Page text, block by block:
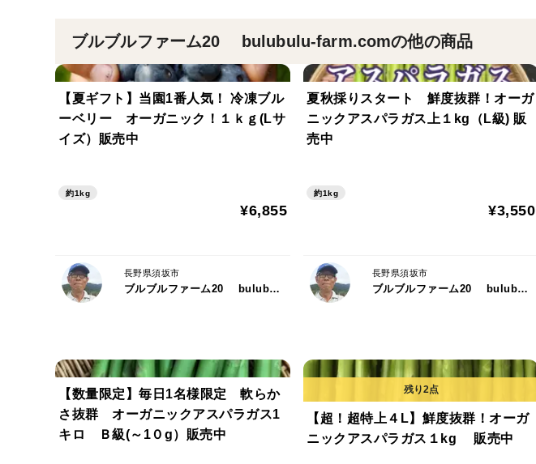
ブルブルファーム20 bulubulu-farm.comの他の商品
【夏ギフト】当園1番人気！ 冷凍ブル
ーベリー オーガニック！１ｋｇ(Lサ
イズ）販売中
約1kg
¥6,855
長野県須坂市
ブルブルファーム20 bulubulu-farm.com
夏秋採りスタート 鮮度抜群！オーガ
ニックアスパラガス上１kg（L級) 販
売中
約1kg
¥3,550
長野県須坂市
ブルブルファーム20 bulubulu-farm.com
【数量限定】毎日1名様限定 軟らか
さ抜群 オーガニックアスパラガス1
キロ Ｂ級(～1０g）販売中
【超！超特上４L】鮮度抜群！オーガ
ニックアスパラガス１kg 販売中